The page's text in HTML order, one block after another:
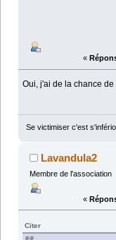
«
Oui, j'ai de la chance de
Se victimiser c'est
Lavandula2
Membre de l'association
«
Citer